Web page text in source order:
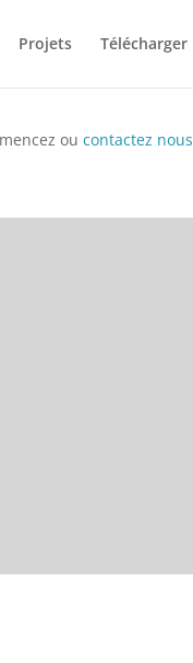
Projets Télécharger
oucontactez nous